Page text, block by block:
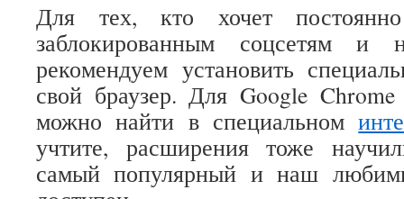
Для тех, кто хочет
заблокированным соцсетям
рекомендуем установить
свой браузер. Для Google
можно найти в специальном
учтите, расширения тоже
самый популярный и наш